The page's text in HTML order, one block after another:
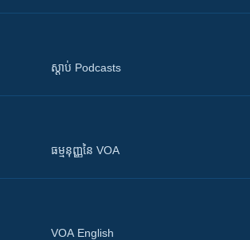
ស្តាប់ Podcasts
ធម្មនុញ្ញ​នៃ VOA
VOA English